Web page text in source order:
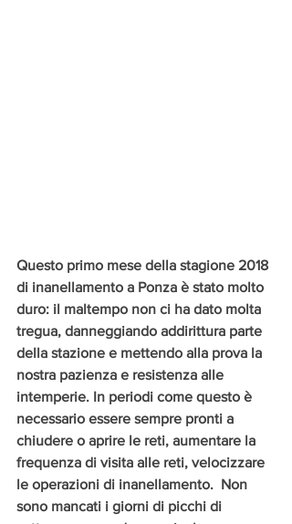
Questo primo mese della stagione 2018
di inanellamento a Ponza è stato molto
duro: il maltempo non ci ha dato molta
tregua, danneggiando addirittura parte
della stazione e mettendo alla prova la
nostra pazienza e resistenza alle
intemperie. In periodi come questo è
necessario essere sempre pronti a
chiudere o aprire le reti, aumentare la
frequenza di visita alle reti, velocizzare
le operazioni di inanellamento.  Non
sono mancati i giorni di picchi di